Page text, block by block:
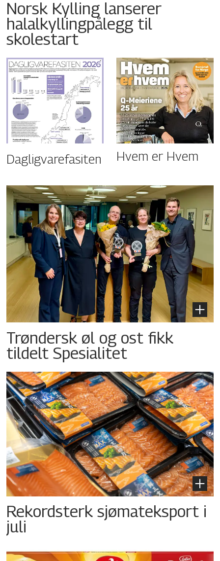
Norsk Kylling lanserer
halalkyllingpålegg til
skolestart
Dagligvarefasiten Hvem er Hvem
Trøndersk øl og ost fikk
tildelt Spesialitet
Rekordsterk sjømateksport i
juli